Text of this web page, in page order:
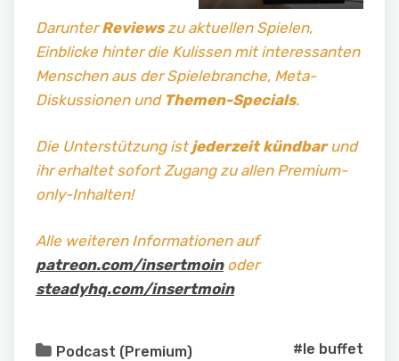
DarunterReviewszu aktuellen Spielen,
Einblicke hinter die Kulissen mit interessanten
Menschen aus der Spielebranche, Meta-
Diskussionen und Themen-Specials.
Die Unterstützung istjederzeit kündbarund
ihr erhaltet sofort Zugang zu allen Premium-
only-Inhalten!
Alle weiteren Informationen auf
patreon.com/insertmoinoder
steadyhq.com/insertmoin
Podcast (Premium) #le buffet